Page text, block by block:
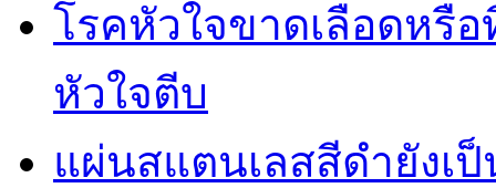
โรคหัวใจขาดเลือดหรื
หัวใจตีบ
แผ่นสแตนเลสสีดำยังเ